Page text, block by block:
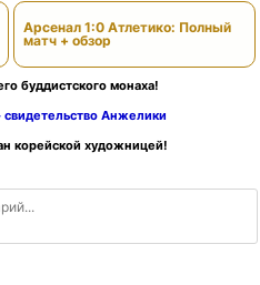
Арсенал 1:0 Атлетико: Полный
матч + обзор
буддистского монаха!
Анжелики
корейской художницей!